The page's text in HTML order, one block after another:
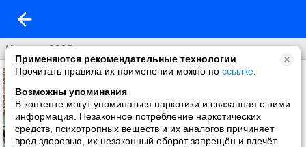
Применяются рекомендательные технологии
Прочитать правила их применении можно по ссылке
Возможны упоминания
В контенте могут упоминаться наркотики и связанная с ними
информация. Незаконное потребление наркотических
средств, психотропных веществ и их аналогов причиняет
вред здоровью, их незаконный оборот запрещён и влечёт
Италия 2005